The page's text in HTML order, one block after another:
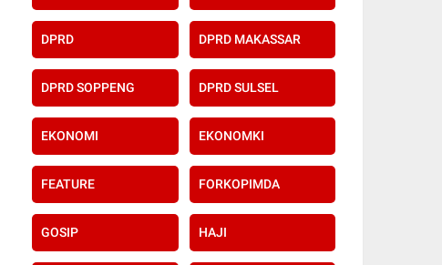
DPRD DPRD MAKASSAR
DPRD SOPPENG DPRD SULSEL
EKONOMI EKONOMKI
FEATURE FORKOPIMDA
GOSIP HAJI